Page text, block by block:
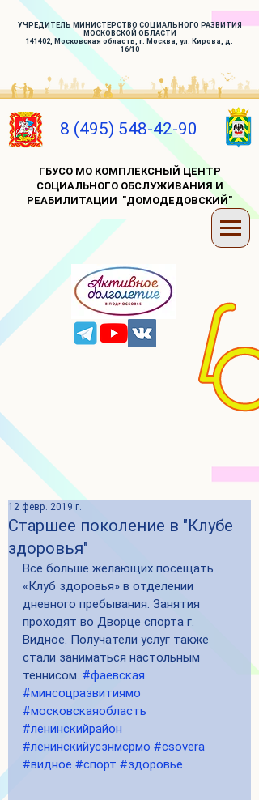
УЧРЕДИТЕЛЬ МИНИСТЕРСТВО СОЦИАЛЬНОГО РАЗВИТИЯ
МОСКОВСКОЙ ОБЛАСТИ
141402, Московская область, г. Москва, ул. Кирова, д.
16/10
8 (495) 548-42-90
ГБУСО МО КОМПЛЕКСНЫЙ ЦЕНТР
СОЦИАЛЬНОГО ОБСЛУЖИВАНИЯ И
РЕАБИЛИТАЦИИ "ДОМОДЕДОВСКИЙ"
Старшее поколение в "Клубе
здоровья"
12 февр. 2019 г.
Все больше желающих посещать
«Клуб здоровья» в отделении
дневного пребывания. Занятия
проходят во Дворце спорта г.
Видное. Получатели услуг также
стали заниматься настольным
теннисом. #фаевская
#минсоцразвитиямо
#московскаяобласть
#ленинскийрайон
#ленинскийусзнмсрмо #csovera
#видное #спорт #здоровье